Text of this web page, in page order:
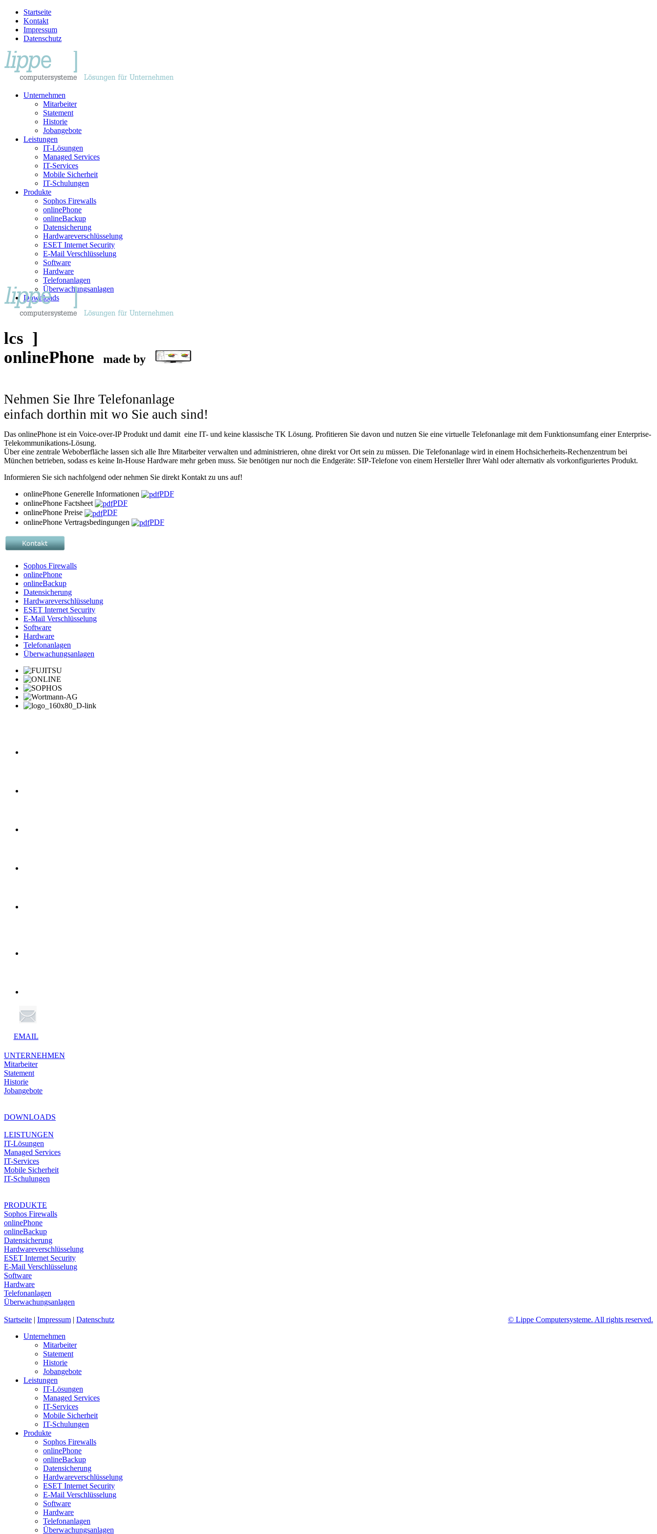
Startseite
Kontakt
Impressum
Datenschutz
Unternehmen
Mitarbeiter
Statement
Historie
Jobangebote
Leistungen
IT-Lösungen
Managed Services
IT-Services
Mobile Sicherheit
IT-Schulungen
Produkte
Sophos Firewalls
onlinePhone
onlineBackup
Datensicherung
Hardwareverschlüsselung
ESET Internet Security
E-Mail Verschlüsselung
Software
Hardware
Telefonanlagen
Überwachungsanlagen
Downloads
lcs ]
onlinePhone made by
Nehmen Sie Ihre Telefonanlage
einfach dorthin mit wo Sie auch sind!
Das onlinePhone ist ein Voice-over-IP Produkt und damit eine IT- und keine klassische TK Lösung. Profitieren Sie davon und nutzen Sie eine virtuelle Telefonanlage mit dem Funktionsumfang einer Enterprise-
Telekommunikations-Lösung.
Über eine zentrale Weboberfläche lassen sich alle Ihre Mitarbeiter verwalten und administrieren, ohne direkt vor Ort sein zu müssen. Die Telefonanlage wird in einem Hochsicherheits-Rechenzentrum bei
München betrieben, sodass es keine In-House Hardware mehr geben muss. Sie benötigen nur noch die Endgeräte: SIP-Telefone von einem Hersteller Ihrer Wahl oder alternativ als vorkonfiguriertes Produkt.
Informieren Sie sich nachfolgend oder nehmen Sie direkt Kontakt zu uns auf!
onlinePhone Generelle Informationen
PDF
onlinePhone Factsheet
PDF
onlinePhone Preise
PDF
onlinePhone Vertragsbedingungen PDF
Sophos Firewalls
onlinePhone
onlineBackup
Datensicherung
Hardwareverschlüsselung
ESET Internet Security
E-Mail Verschlüsselung
Software
Hardware
Telefonanlagen
Überwachungsanlagen
EMAIL
UNTERNEHMEN
Mitarbeiter
Statement
Historie
Jobangebote
DOWNLOADS
LEISTUNGEN
IT-Lösungen
Managed Services
IT-Services
Mobile Sicherheit
IT-Schulungen
PRODUKTE
Sophos Firewalls
onlinePhone
onlineBackup
Datensicherung
Hardwareverschlüsselung
ESET Internet Security
E-Mail Verschlüsselung
Software
Hardware
Telefonanlagen
Überwachungsanlagen
Startseite | Impressum | Datenschutz
© Lippe Computersysteme. All rights reserved.
Unternehmen
Mitarbeiter
Statement
Historie
Jobangebote
Leistungen
IT-Lösungen
Managed Services
IT-Services
Mobile Sicherheit
IT-Schulungen
Produkte
Sophos Firewalls
onlinePhone
onlineBackup
Datensicherung
Hardwareverschlüsselung
ESET Internet Security
E-Mail Verschlüsselung
Software
Hardware
Telefonanlagen
Überwachungsanlagen